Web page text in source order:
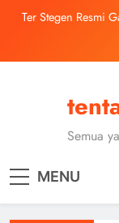
SkipTer Stegen Resmi
Trabzonspor
Medis Dijadwalkan
2026, Siap Tatap
Kerolin Resmi
Dilaporkan
Pinjaman dari
Trabzonspor Mulai
Medis Dijadwalkan
Semua
MENU